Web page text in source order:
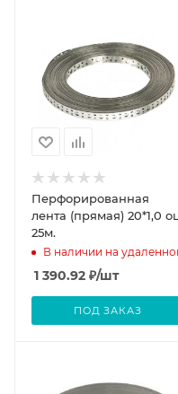
Перфорированная
лента (прямая) 20*1,0
25м.
В наличии на
1 390.92 ₽/шт
ПОД ЗАКАЗ